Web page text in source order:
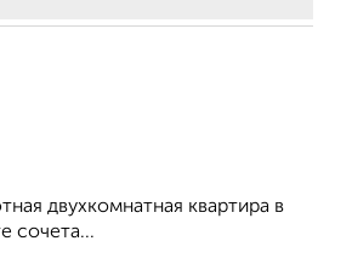
двухкомнатная квартира в
сочета...